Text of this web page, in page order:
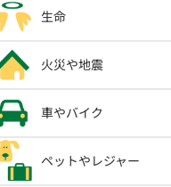
生命
火災や地震
車やバイク
ペットやレジャー